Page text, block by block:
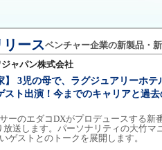
ースベンチャー企業の新製品・
ャパン株式会社
】 3児の母で、ラグジュアリーホ
スト出演！今までのキャリアと過去
ーのエダコDXがプロデュースする
放送します。パーソナリティの大竹
ゲストとのトークを展開します。